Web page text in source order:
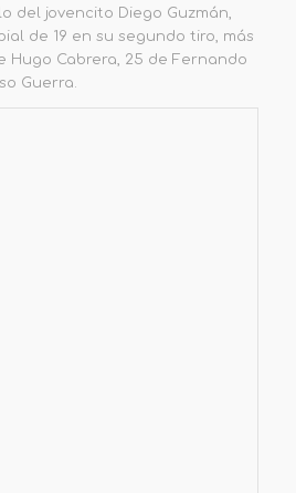
del jovencito Diego Guzmán,
de 19 en su segundo tiro, más
Hugo Cabrera, 25 de Fernando
Guerra.